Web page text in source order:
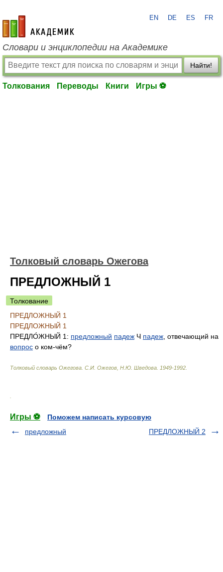
academic.ru
EN DE ES FR
Словари и энциклопедии на Академике
Найти!
Толкования Переводы Книги Игры ⚽
Толковый словарь Ожегова
ПРЕДЛОЖНЫЙ 1
Толкование
ПРЕДЛОЖНЫЙ 1
ПРЕДЛОЖНЫЙ 1
ПРЕДЛО́ЖНЫЙ 1: предложный падеж Ч падеж , отвечающий на
вопрос о ком-чём?
Толковый словарь Ожегова С.И. Ожегов, Н.Ю. Шведова. 1949-1992
Игры ⚽
Поможем написать курсовую
предложный
ПРЕДЛОЖНЫЙ 2